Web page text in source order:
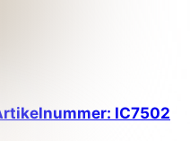
IC7502